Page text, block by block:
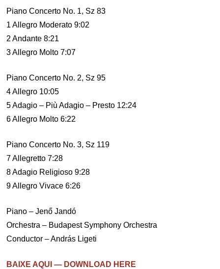
Piano Concerto No. 1, Sz 83
1 Allegro Moderato 9:02
2 Andante 8:21
3 Allegro Molto 7:07
Piano Concerto No. 2, Sz 95
4 Allegro 10:05
5 Adagio – Più Adagio – Presto 12:24
6 Allegro Molto 6:22
Piano Concerto No. 3, Sz 119
7 Allegretto 7:28
8 Adagio Religioso 9:28
9 Allegro Vivace 6:26
Piano – Jenő Jandó
Orchestra – Budapest Symphony Orchestra
Conductor – András Ligeti
BAIXE AQUI — DOWNLOAD HERE